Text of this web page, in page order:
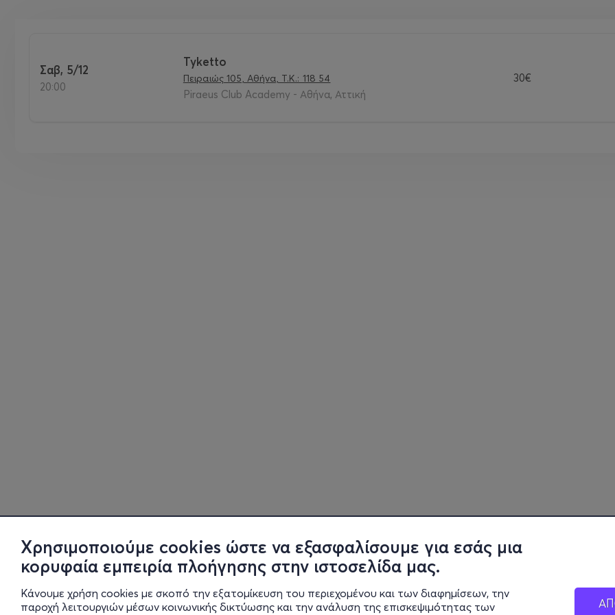
Χρησιμοποιούμε cookies ώστε να εξασφαλίσουμε για εσάς μια
κορυφαία εμπειρία πλοήγησης στην ιστοσελίδα μας.
Κάνουμε χρήση cookies με σκοπό την εξατομίκευση του περιεχομένου και των διαφημίσεων, την
παροχή λειτουργιών μέσων κοινωνικής δικτύωσης και την ανάλυση της επισκεψιμότητας των
Σαβ, 5/12
20:00
Tyketto
Πειραιώς 105, Αθήνα, Τ.Κ.: 118 54
Piraeus Club Academy - Αθήνα, Αττική
30€